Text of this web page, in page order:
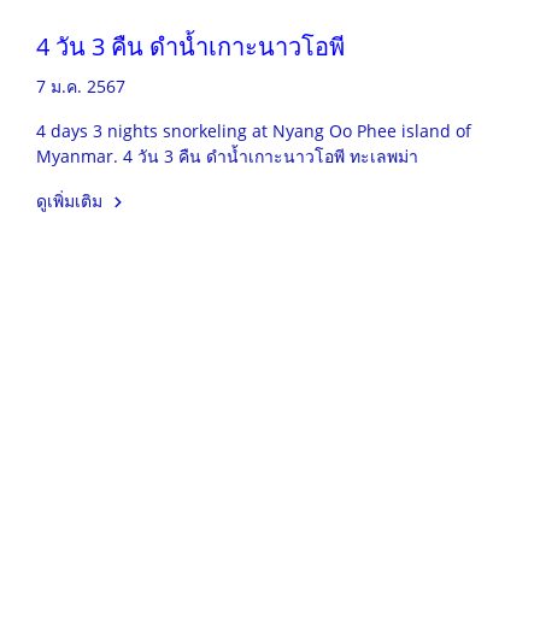
4 วัน 3 คืน ดำน้ำเกาะนาวโอพี
7 ม.ค. 2567
4 days 3 nights snorkeling at Nyang Oo Phee island of
Myanmar. 4 วัน 3 คืน ดำน้ำเกาะนาวโอพี ทะเลพม่า
ดูเพิ่มเติม